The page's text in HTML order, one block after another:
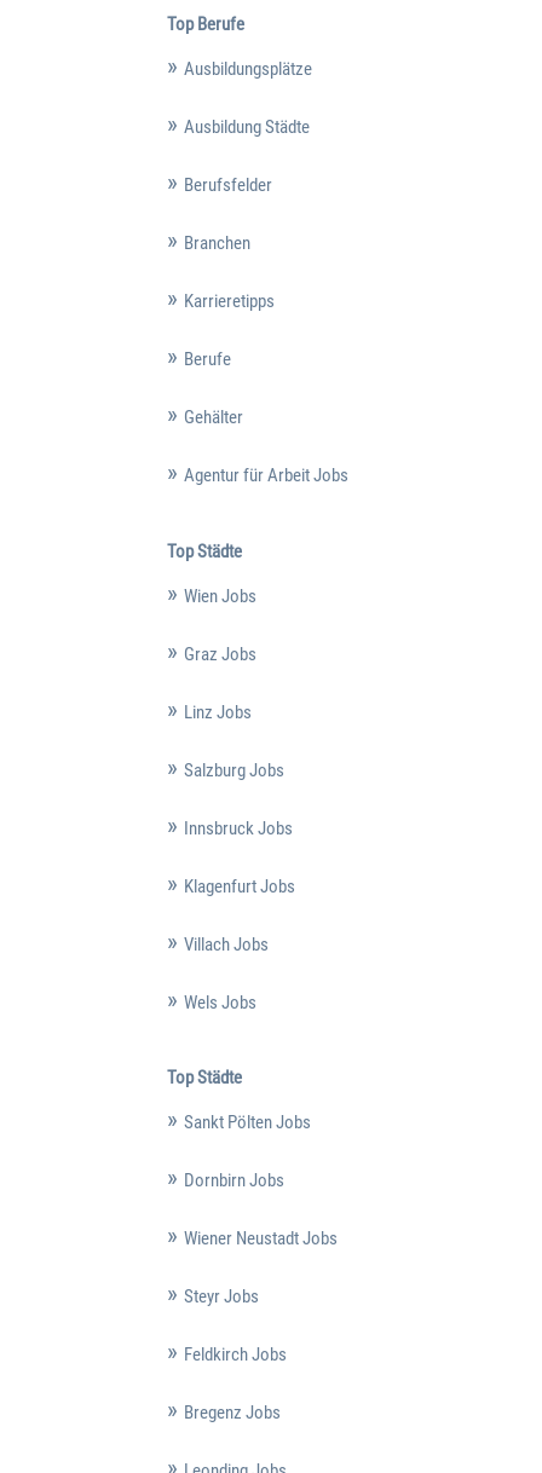
Top Berufe
Ausbildungsplätze
Ausbildung Städte
Berufsfelder
Branchen
Karrieretipps
Berufe
Gehälter
Agentur für Arbeit Jobs
Top Städte
Wien Jobs
Graz Jobs
Linz Jobs
Salzburg Jobs
Innsbruck Jobs
Klagenfurt Jobs
Villach Jobs
Wels Jobs
Top Städte
Sankt Pölten Jobs
Dornbirn Jobs
Wiener Neustadt Jobs
Steyr Jobs
Feldkirch Jobs
Bregenz Jobs